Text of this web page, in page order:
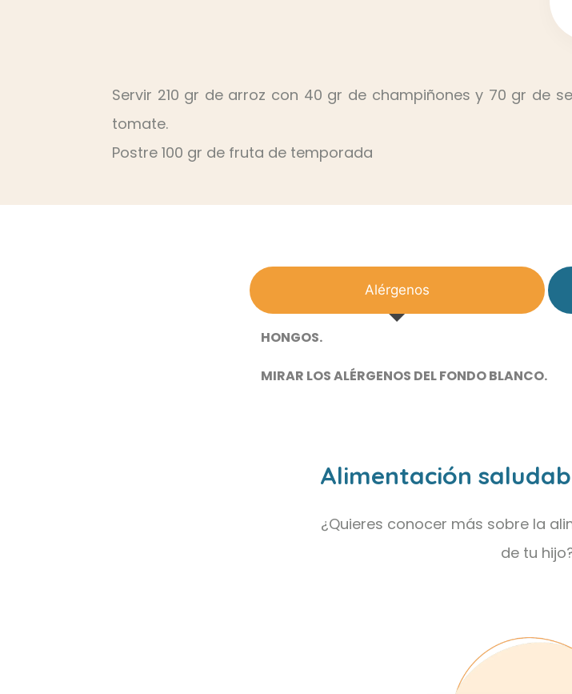
Servir 210 gr de arroz con 40 gr de champiñones y 70 gr de
tomate.
Postre 100 gr de fruta de temporada
Alérgenos
HONGOS.
MIRAR LOS ALÉRGENOS DEL FONDO BLANCO.
Alimentación
¿Quieres conocer más sobre la
de tu